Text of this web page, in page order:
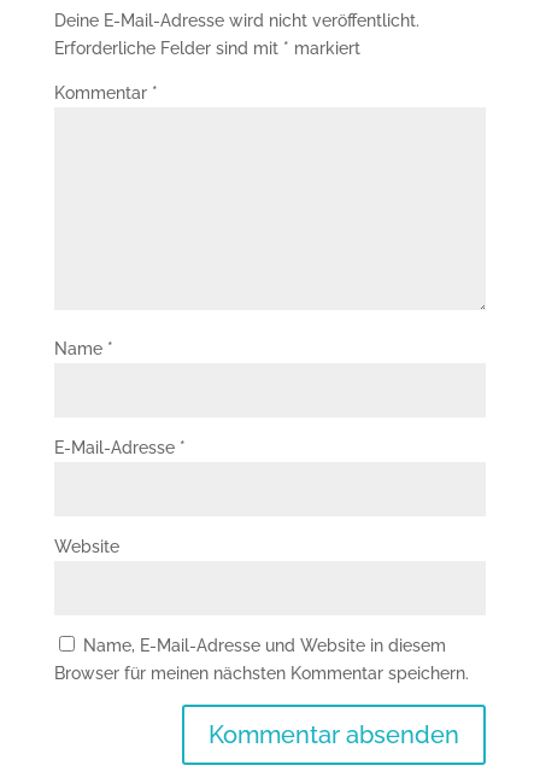
Deine E-Mail-Adresse wird nicht veröffentlicht.
Erforderliche Felder sind mit * markiert
Kommentar *
Name *
E-Mail-Adresse *
Website
Name, E-Mail-Adresse und Website in diesem
Browser für meinen nächsten Kommentar speichern.